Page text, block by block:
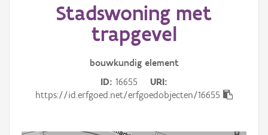
ErfgoedobjectStadswoning met
trapgevel
bouwkundig element
ID 16655
URI
https://id.erfgoed.net/erfgoedobjecten/16655